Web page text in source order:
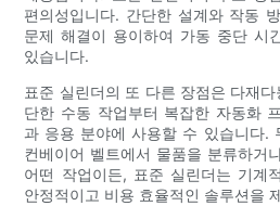
편의성입니다. 간단한 설계와 작동
문제 해결이 용이하여 가동 중단 시
있습니다.
표준 실린더의 또 다른 장점은 다재
단한 수동 작업부터 복잡한 자동화
과 응용 분야에 사용할 수 있습니다.
컨베이어 벨트에서 물품을 분류하거
어떤 작업이든, 표준 실린더는 기계
안정적이고 비용 효율적인 솔루션을